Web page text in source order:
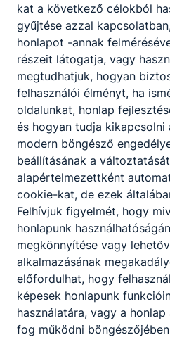
Cukrász
Turizmus-vendéglátás
Kereskedő és
Kereskedelem
kat a következő célokból
gyűjtése azzal
honlapot -annak
részeit látogatja, vagy
megtudhatjuk, hogyan
felhasználói élményt, ha
oldalunkat, honlap
és hogyan tudja
modern böngésző
beállításának a
alapértelmezettként
cookie-kat, de ezek
Felhívjuk figyelmét, hogy
honlapunk
megkönnyítése vagy
alkalmazásának
előfordulhat, hogy
képesek honlapunk
használatára, vagy a
fog működni